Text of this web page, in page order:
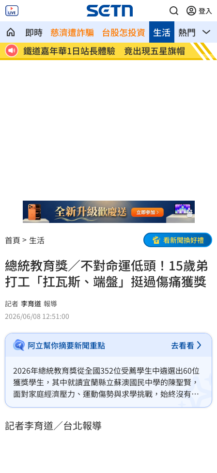
登入
即時 慈濟遭詐騙 台股怎投資 熱門 影
生活
帽 炎亞綸眼睛全白超驚悚 蔡淑臻瘋魔畫面
曝
林萱
首頁 生活 看新聞換好禮
總統教育獎／不對命運低頭！15歲弟
打工「扛瓦斯、端盤」挺過傷痛獲獎
記者 李育道 報導
2026/06/08 12:51:00
阿立幫你摘要新聞重點 去看看
2026年總統教育獎從全國352位受薦學生中遴選出60位
獲獎學生，其中就讀宜蘭縣立蘇澳國民中學的陳聖賢，
面對家庭經濟壓力、運動傷勢與求學挑戰，始終沒有放
棄最熱愛的田徑。為了分擔家計，他課餘時間扛瓦斯、
僅奪下全國第一，更打破大會紀錄，目前國中男子鏈球
記者李育道／台北報導